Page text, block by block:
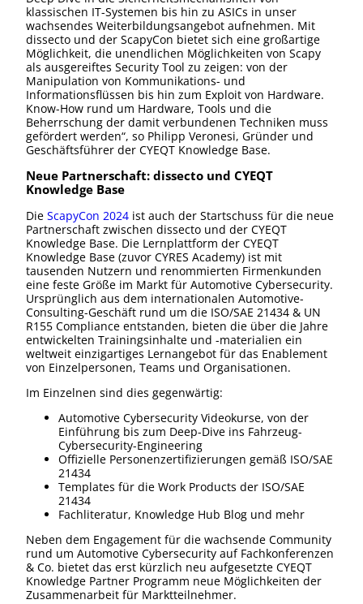
klassischen IT-Systemen bis hin zu ASICs in unser
wachsendes Weiterbildungsangebot aufnehmen. Mit
dissecto und der ScapyCon bietet sich eine großartige
Möglichkeit, die unendlichen Möglichkeiten von Scapy
als ausgereiftes Security Tool zu zeigen: von der
Manipulation von Kommunikations- und
Informationsflüssen bis hin zum Exploit von Hardware.
Know-How rund um Hardware, Tools und die
Beherrschung der damit verbundenen Techniken muss
gefördert werden“, so Philipp Veronesi, Gründer und
Geschäftsführer der CYEQT Knowledge Base.
Neue Partnerschaft: dissecto und CYEQT
Knowledge Base
Die ScapyCon 2024 ist auch der Startschuss für die neue
Partnerschaft zwischen dissecto und der CYEQT
Knowledge Base. Die Lernplattform der CYEQT
Knowledge Base (zuvor CYRES Academy) ist mit
tausenden Nutzern und renommierten Firmenkunden
eine feste Größe im Markt für Automotive Cybersecurity.
Ursprünglich aus dem internationalen Automotive-
Consulting-Geschäft rund um die ISO/SAE 21434 & UN
R155 Compliance entstanden, bieten die über die Jahre
entwickelten Trainingsinhalte und -materialien ein
weltweit einzigartiges Lernangebot für das Enablement
von Einzelpersonen, Teams und Organisationen.
Im Einzelnen sind dies gegenwärtig:
Automotive Cybersecurity Videokurse, von der
Einführung bis zum Deep-Dive ins Fahrzeug-
Cybersecurity-Engineering
Offizielle Personenzertifizierungen gemäß ISO/SAE
21434
Templates für die Work Products der ISO/SAE
21434
Fachliteratur, Knowledge Hub Blog und mehr
Neben dem Engagement für die wachsende Community
rund um Automotive Cybersecurity auf Fachkonferenzen
& Co. bietet das erst kürzlich neu aufgesetzte CYEQT
Knowledge Partner Programm neue Möglichkeiten der
Zusammenarbeit für Marktteilnehmer.